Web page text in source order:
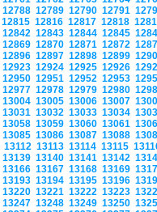
12788 12789 12790 12791
12815 12816 12817 12818
12842 12843 12844 12845
12869 12870 12871 12872
12896 12897 12898 12899
12923 12924 12925 12926
12950 12951 12952 12953
12977 12978 12979 12980
13004 13005 13006 13007
13031 13032 13033 13034
13058 13059 13060 13061
13085 13086 13087 13088
13112 13113 13114 13115
13139 13140 13141 13142
13166 13167 13168 13169
13193 13194 13195 13196
13220 13221 13222 13223
13247 13248 13249 13250